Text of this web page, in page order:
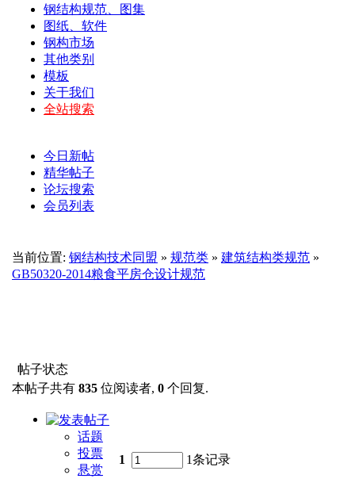
钢结构规范、图集
图纸、软件
钢构市场
其他类别
模板
关于我们
全站搜索
今日新帖
精华帖子
论坛搜索
会员列表
当前位置: 钢结构技术同盟 » 规范类 » 建筑结构类规范 »
GB50320-2014粮食平房仓设计规范
帖子状态
本帖子共有 835 位阅读者, 0 个回复.
话题
投票
悬赏
1 1条记录